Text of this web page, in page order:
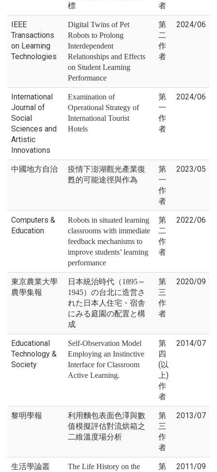
標
者
IEEE
Transactions
on Learning
Technologies
Digital Twins of Pet
Robots to Prolong
Interdependent
Relationships and Effects
on Student Learning
Performance
第
二
作
者
2024/06
International
Journal of
Social
Sciences and
Artistic
Innovations
Examination of
Operational Strategy of
International Tourist
Hotels
第
一
作
者
2024/06
中國地方自治
疫情下澎湖觀光產業復
甦的可能途徑與作為
第
一
作
者
2023/05
Computers &
Education
Robots in situated learning
classrooms with immediate
feedback mechanisms to
improve students’ learning
performance
第
二
作
者
2022/06
東京農業大學
農學集報
日本統治時代（1895～
1945）の台北に造営さ
れた日本人住宅・宿舎
にみる庭園の配置と構
成
第
三
作
者
2020/09
Educational
Technology &
Society
Self-Observation Model
Employing an Instinctive
Interface for Classroom
Active Learning.
第
四
(以
上)
作
者
2014/07
黎明學報
利用麵包表面色澤與數
值模擬評估對流烘箱之
二維溫度場分析
第
三
作
者
2013/07
生活學論叢
The Life History on the
第
2011/09